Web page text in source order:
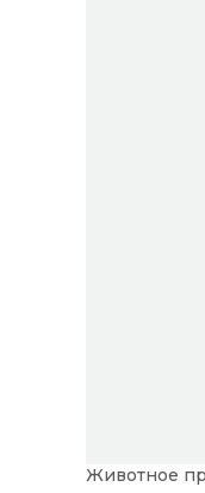
Животное